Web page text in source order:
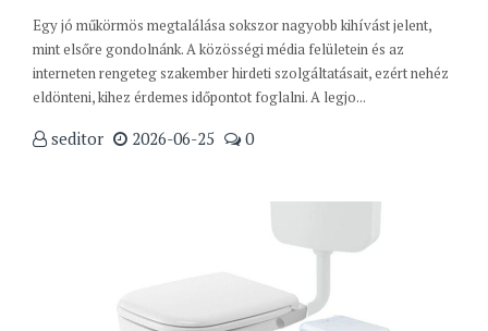
Egy jó műkörmös megtalálása sokszor nagyobb kihívást jelent,
mint elsőre gondolnánk. A közösségi média felületein és az
interneten rengeteg szakember hirdeti szolgáltatásait, ezért nehéz
eldönteni, kihez érdemes időpontot foglalni. A legjo...
seditor 2026-06-25 0